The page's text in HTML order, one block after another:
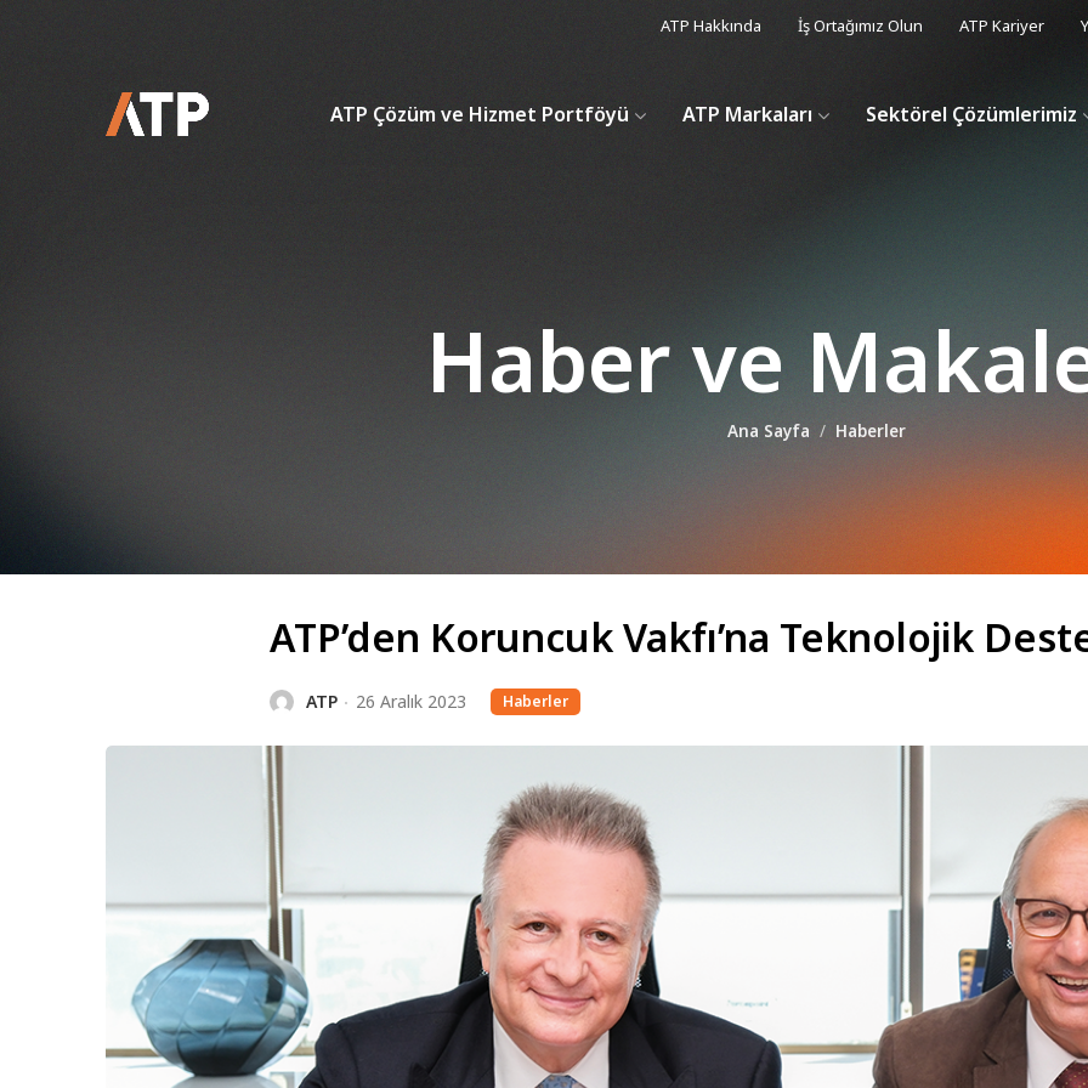
ATP Hakkında İş Ortağımız Olun ATP Kariyer
ATP Çözüm ve Hizmet Portföyü ATP Markaları Sektörel Çözümlerimiz
Haber ve
Ana Sayfa Haberler
ATP’den Koruncuk Vakfı’na Teknolojik
ATP 26 Aralık 2023 Haberler